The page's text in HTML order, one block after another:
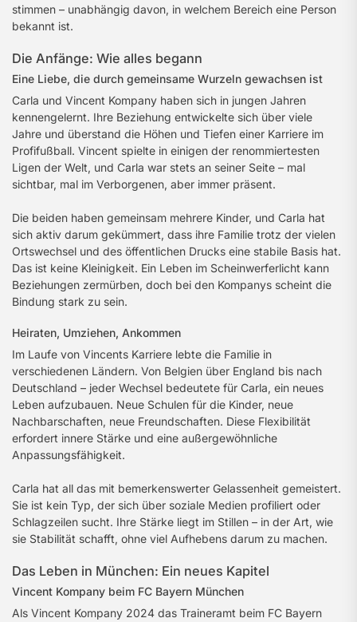
stimmen – unabhängig davon, in welchem Bereich eine Person
bekannt ist.
Die Anfänge: Wie alles begann
Eine Liebe, die durch gemeinsame Wurzeln gewachsen ist
Carla und Vincent Kompany haben sich in jungen Jahren
kennengelernt. Ihre Beziehung entwickelte sich über viele
Jahre und überstand die Höhen und Tiefen einer Karriere im
Profifußball. Vincent spielte in einigen der renommiertesten
Ligen der Welt, und Carla war stets an seiner Seite – mal
sichtbar, mal im Verborgenen, aber immer präsent.
Die beiden haben gemeinsam mehrere Kinder, und Carla hat
sich aktiv darum gekümmert, dass ihre Familie trotz der vielen
Ortswechsel und des öffentlichen Drucks eine stabile Basis hat.
Das ist keine Kleinigkeit. Ein Leben im Scheinwerferlicht kann
Beziehungen zermürben, doch bei den Kompanys scheint die
Bindung stark zu sein.
Heiraten, Umziehen, Ankommen
Im Laufe von Vincents Karriere lebte die Familie in
verschiedenen Ländern. Von Belgien über England bis nach
Deutschland – jeder Wechsel bedeutete für Carla, ein neues
Leben aufzubauen. Neue Schulen für die Kinder, neue
Nachbarschaften, neue Freundschaften. Diese Flexibilität
erfordert innere Stärke und eine außergewöhnliche
Anpassungsfähigkeit.
Carla hat all das mit bemerkenswerter Gelassenheit gemeistert.
Sie ist kein Typ, der sich über soziale Medien profiliert oder
Schlagzeilen sucht. Ihre Stärke liegt im Stillen – in der Art, wie
sie Stabilität schafft, ohne viel Aufhebens darum zu machen.
Das Leben in München: Ein neues Kapitel
Vincent Kompany beim FC Bayern München
Als Vincent Kompany 2024 das Traineramt beim FC Bayern